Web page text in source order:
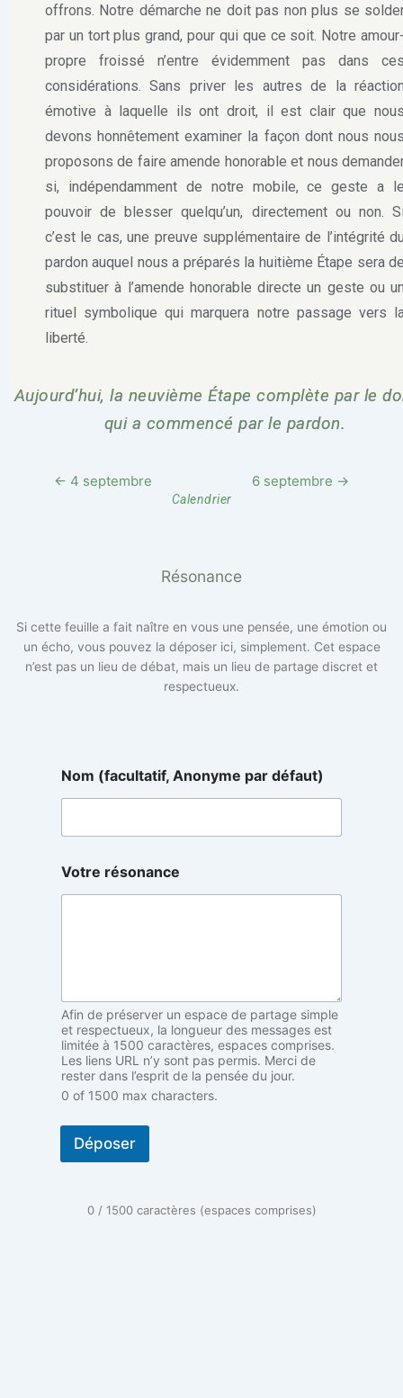
offrons. Notre démarche ne doit pas non plus se
par un tort plus grand, pour qui que ce soit. Notre
propre froissé n’entre évidemment pas dans
considérations. Sans priver les autres de la
émotive à laquelle ils ont droit, il est clair que
devons honnêtement examiner la façon dont nous
proposons de faire amende honorable et nous
si, indépendamment de notre mobile, ce geste a
pouvoir de blesser quelqu’un, directement ou non.
c’est le cas, une preuve supplémentaire de l’intégrité
pardon auquel nous a préparés la huitième Étape sera
substituer à l’amende honorable directe un geste ou
rituel symbolique qui marquera notre passage vers
liberté.
Aujourd’hui, la neuvième Étape complète par le
qui a commencé par le pardon.
← 4 septembre 6 septembre →
Calendrier
Résonance
Si cette feuille a fait naître en vous une pensée, une émotion ou
un écho, vous pouvez la déposer ici, simplement. Cet espace
n’est pas un lieu de débat, mais un lieu de partage discret et
respectueux.
a
r
N
o
m
Nom (facultatif, Anonyme par défaut)
Votre résonance
Afin de préserver un espace de partage simple
et respectueux, la longueur des messages est
limitée à 1500 caractères, espaces comprises.
Les liens URL n’y sont pas permis. Merci de
rester dans l’esprit de la pensée du jour.
0 of 1500 max characters.
Déposer
0 / 1500 caractères (espaces comprises)